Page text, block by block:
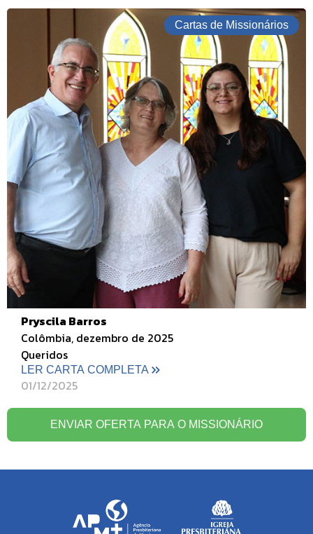
Cartas de Missionários
Pryscila Barros
Colômbia, dezembro de 2025
Queridos
LER CARTA COMPLETA
01/12/2025
ENVIAR OFERTA PARA O MISSIONÁRIO